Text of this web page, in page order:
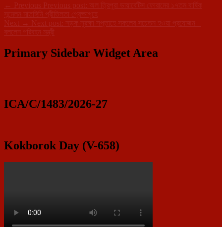
← Previous Previous post:
অল ত্রিপুরা ডায়াবেটিস ফোরামের ১৭তম বার্ষিক
সন্মেলন মাতঙ্গিনি প্রীতিলতা প্রেক্ষাগৃহে
Next → Next post:
সড়ক সুরক্ষা সপ্তাহে সকলের সচেতন হওয়া প্রযোজন –
বললেন পরিবহন মন্ত্রী
Primary Sidebar Widget Area
ICA/C/1483/2026-27
Kokborok Day (V-658)